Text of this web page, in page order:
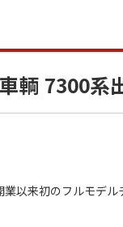
輌 7300系
以来初のフルモデル